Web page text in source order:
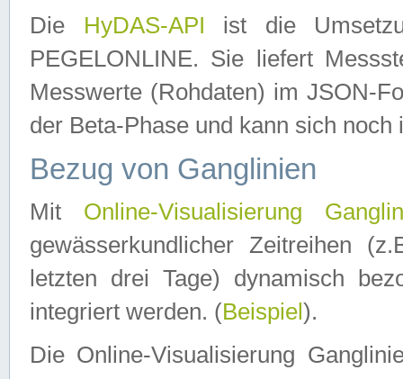
Die HyDAS-API ist die
PEGELONLINE. Sie liefert
Messwerte (Rohdaten) im JSON-
der Beta-Phase und kann sich noch
Bezug von Ganglinien
Mit Online-Visualisierung
gewässerkundlicher Zeitreihen
letzten drei Tage) dynamisch
integriert werden. (Beispiel ).
Die Online-Visualisierung